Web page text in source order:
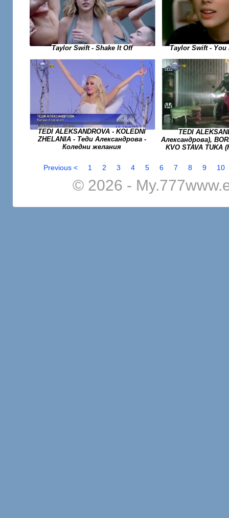
Taylor Swift - Shake It Off Taylor Swift - You
TEDI ALEKSANDROVA - KOLEDNI
ZHELANIA - Теди Александрова -
Коледни желания
TEDI
Александрова),
KVO STAVA TUKA
Previous < 1 2 3 4 5 6 7 8 9 10
© 2026 -